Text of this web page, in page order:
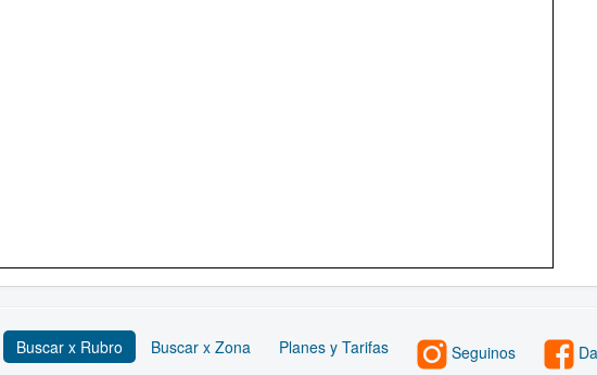
Buscar x Rubro Buscar x Zona Planes y Tarifas Seguinos